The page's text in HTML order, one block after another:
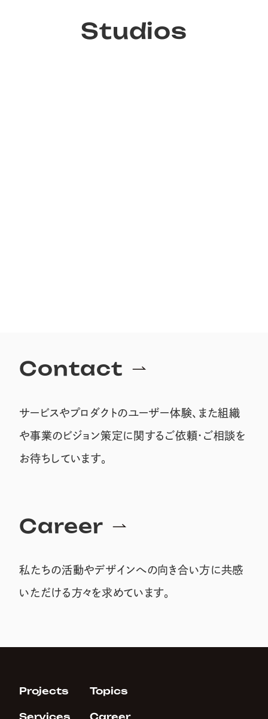
Studios
Contact
サービスやプロダクトのユーザー体験、また組織
や事業のビジョン策定に関するご依頼・ご相談を
お待ちしています。
Career
私たちの活動やデザインへの向き合い方に共感
いただける方々を求めています。
Projects
Services
Topics
Career